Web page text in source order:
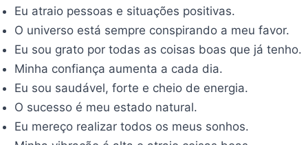
Eu atraio pessoas e situações positivas.
O universo está sempre conspirando a meu favor.
Eu sou grato por todas as coisas boas que já tenho.
Minha confiança aumenta a cada dia.
Eu sou saudável, forte e cheio de energia.
O sucesso é meu estado natural.
Eu mereço realizar todos os meus sonhos.